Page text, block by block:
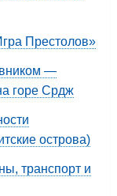
Престолов»
—
горе Срдж
острова)
транспорт и